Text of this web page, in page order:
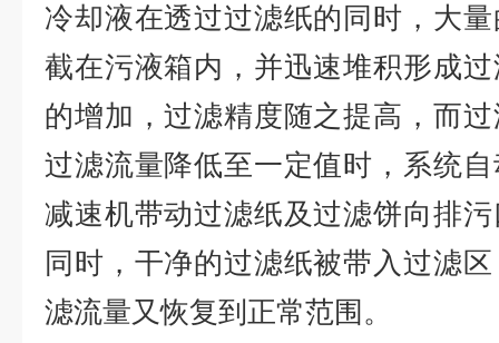
冷却液在透过过滤纸的同时，大
截在污液箱内，并迅速堆积形成
的增加，过滤精度随之提高，而
过滤流量降低至一定值时，系统
减速机带动过滤纸及过滤饼向排
同时，干净的过滤纸被带入过滤
滤流量又恢复到正常范围。